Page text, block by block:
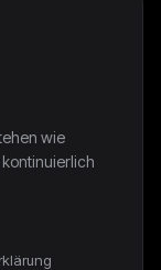
- L
wie